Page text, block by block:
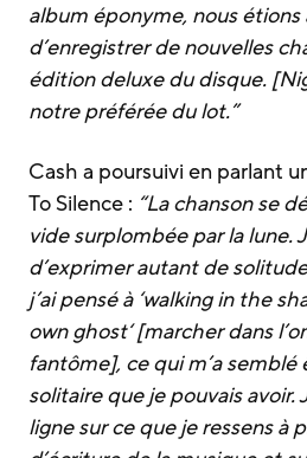
album éponyme, nous étions
d’enregistrer de nouvelles
édition deluxe du disque.
notre préférée du lot.”
Cash a poursuivi en parlant
To Silence : “La chanson se
vide surplombée par la lune.
d’exprimer autant de
j’ai pensé à ‘walking in the
own ghost‘ [marcher dans
fantôme], ce qui m’a semblé
solitaire que je pouvais avoir.
ligne sur ce que je ressens à